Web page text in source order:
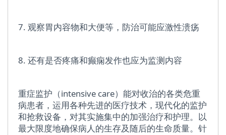
7. 观察胃内容物和大便等，防治可能应激性溃疡
8. 还有是否疼痛和癫痫发作也应为监测内容
重症监护（intensive care）能对收治的各类危重
病患者，运用各种先进的医疗技术，现代化的监护
和抢救设备，对其实施集中的加强治疗和护理。以
最大限度地确保病人的生存及随后的生命质量。针